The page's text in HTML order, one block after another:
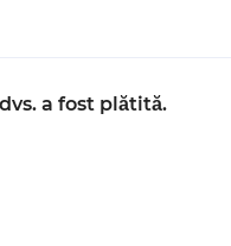
a fost plătită.